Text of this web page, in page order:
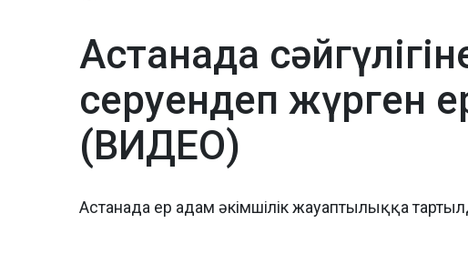
Астанада
серуендеп жүрген
(ВИДЕО)
Астанада ер адам әкімшілік жауаптылыққа